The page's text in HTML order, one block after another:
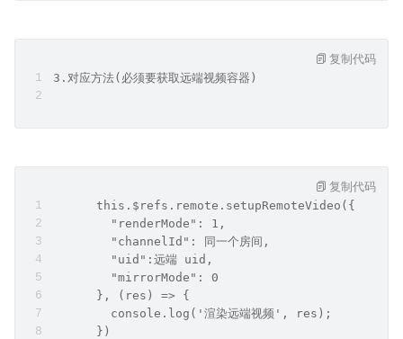
3.对应方法(必须要获取远端视频容器)
复制代码
      this.$refs.remote.setupRemoteVideo({
        "renderMode": 1,
        "channelId": 同一个房间,
        "uid":远端 uid,
        "mirrorMode": 0
      }, (res) => {
        console.log('渲染远端视频', res);
      })
复制代码